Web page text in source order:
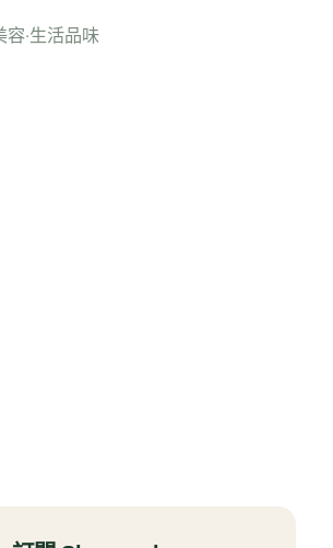
容‧生活品味